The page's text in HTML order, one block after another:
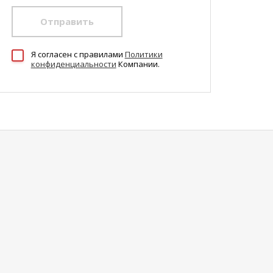
Отправить
Я согласен c правилами Политики
конфиденциальности Компании.